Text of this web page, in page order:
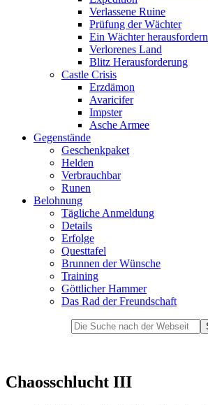
Verlassene Ruine
Prüfung der Wächter
Ein Wächter herausfordern
Verlorenes Land
Blitz Herausforderung
Castle Crisis
Erzdämon
Avaricifer
Impster
Asche Armee
Gegenstände
Geschenkpaket
Helden
Verbrauchbar
Runen
Belohnung
Tägliche Anmeldung
Details
Erfolge
Questtafel
Brunnen der Wünsche
Training
Göttlicher Hammer
Das Rad der Freundschaft
Chaosschlucht III